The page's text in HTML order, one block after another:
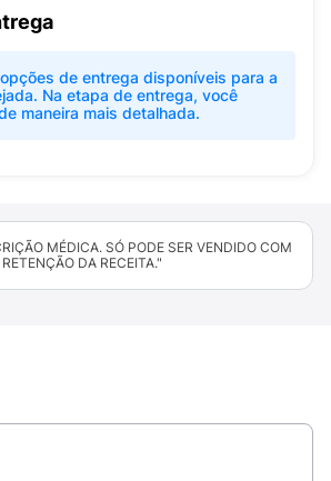
de entrega disponíveis para a
Na etapa de entrega, você
maneira mais detalhada.
MÉDICA. SÓ PODE SER VENDIDO COM
RETENÇÃO DA RECEITA."